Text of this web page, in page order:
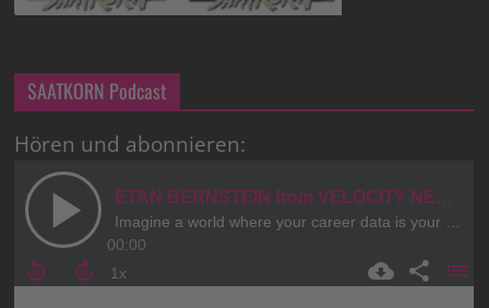
SAATKORN Podcast
Hören und abonnieren: